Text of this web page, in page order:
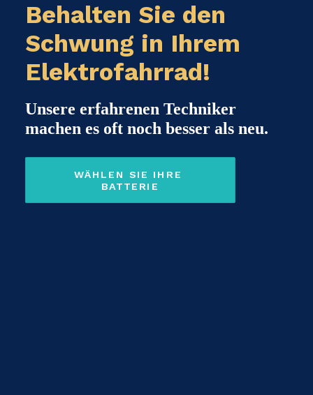
Behalten Sie den
Schwung in Ihrem
Elektrofahrrad!
Unsere erfahrenen Techniker
machen es oft noch besser als neu.
WÄHLEN SIE IHRE
BATTERIE